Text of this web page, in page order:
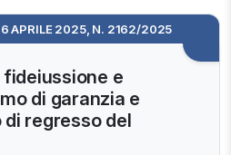
6 APRILE 2025, N. 2162/2025
e
di garanzia e
regresso del